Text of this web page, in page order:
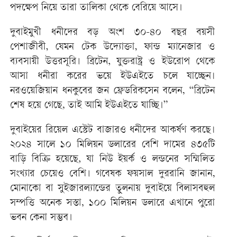
পদক্ষেপ নিয়ে তারা তালিকা থেকে বেরিয়ে আসে।
দুবাইমুখী ধনীদের বড় অংশ ৩০-৪০ বছর বয়সী
পেশাজীবী, যেমন টেক উদ্যোক্তা, ফান্ড ম্যানেজার ও
ব্যবসায়ী উত্তরসূরি। ব্রিটেন, যুক্তরাষ্ট্র ও ইউরোপ থেকে
আসা ধনীরা করের ভয়ে ইউএইতে চলে যাচ্ছেন।
নরওয়েজিয়ান ধনকুবের জন ফ্রেডরিকসেন বলেন, “ব্রিটেন
শেষ হয়ে গেছে, তাই আমি ইউএইতে যাচ্ছি।”
দুবাইয়ের রিয়েল এস্টেট বাজারও ধনীদের আকর্ষণ করছে।
২০২৪ সালে ১০ মিলিয়ন ডলারের বেশি দামের ৪৩৫টি
বাড়ি বিক্রি হয়েছে, যা নিউ ইয়র্ক ও লন্ডনের সম্মিলিত
সংখ্যার চেয়েও বেশি। গবেষক ফয়সাল দুররানি জানান,
মোনাকো বা সুইজারল্যান্ডের তুলনায় দুবাইয়ে বিলাসবহুল
সম্পত্তি অনেক সস্তা, ১০০ মিলিয়ন ডলারে এখানে পুরো
ভবন কেনা সম্ভব।